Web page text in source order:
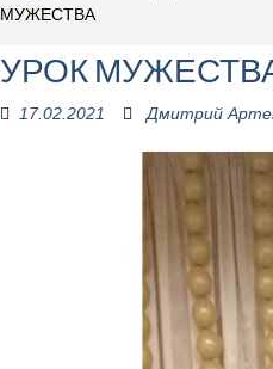
МУЖЕСТВА
УРОК
17.02.2021 Дмитрий